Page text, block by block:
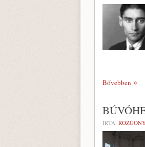
Bővebben
ÍRTA: